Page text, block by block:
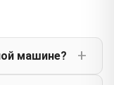
машине?